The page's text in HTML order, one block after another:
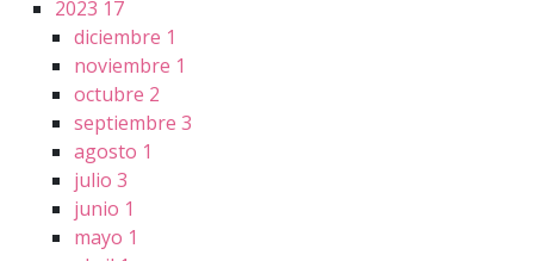
2023 17
diciembre 1
noviembre 1
octubre 2
septiembre 3
agosto 1
julio 3
junio 1
mayo 1